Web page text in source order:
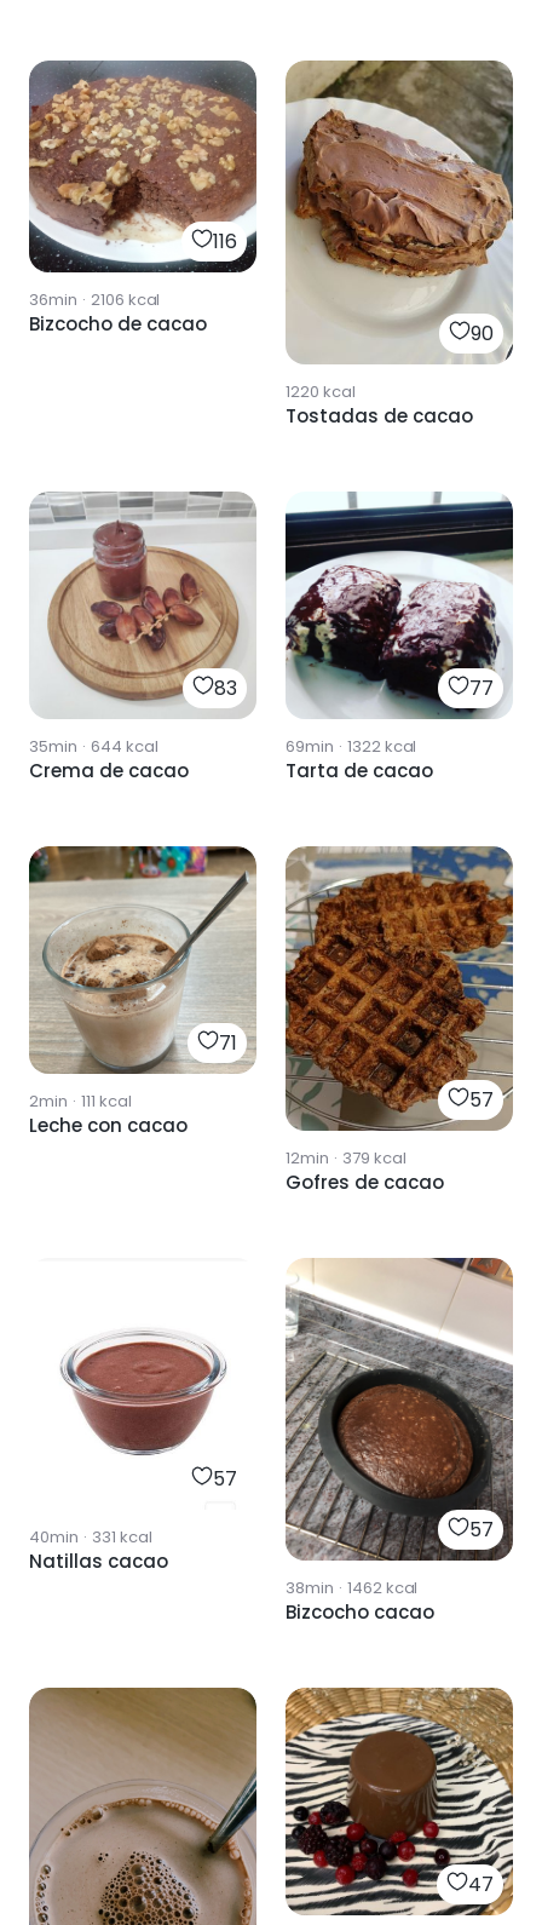
116
36min · 2106 kcal
Bizcocho de cacao 90
1220 kcal
Tostadas de cacao
83
35min · 644 kcal
Crema de cacao
77
69min · 1322kcal
Tarta de cacao
71
2min · 111 kcal
Leche con cacao
57
12min · 379 kcal
Gofres de cacao
57
40min · 331 kcal
Natillas cacao
57
38min · 1462kcal
Bizcocho cacao
47